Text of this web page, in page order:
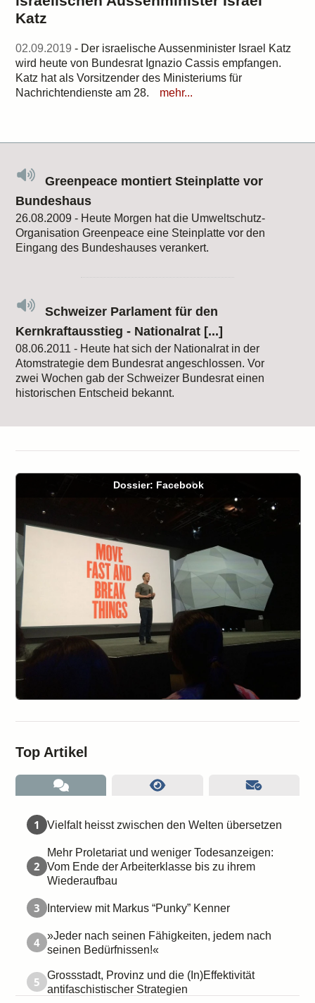
Katz
02.09.2019 - Der israelische Aussenminister Israel Katz
wird heute von Bundesrat Ignazio Cassis empfangen.
Katz hat als Vorsitzender des Ministeriums für
Nachrichtendienste am 28.
mehr...
Greenpeace montiert Steinplatte vor
Bundeshaus
26.08.2009 - Heute Morgen hat die Umweltschutz-
Organisation Greenpeace eine Steinplatte vor den
Eingang des Bundeshauses verankert.
Schweizer Parlament für den
Kernkraftausstieg - Nationalrat [...]
08.06.2011 - Heute hat sich der Nationalrat in der
Atomstrategie dem Bundesrat angeschlossen. Vor
zwei Wochen gab der Schweizer Bundesrat einen
historischen Entscheid bekannt.
Dossier: Facebook
Top Artikel
1 Vielfalt heisst zwischen den Welten übersetzen
2
Mehr Proletariat und weniger Todesanzeigen:
Vom Ende der Arbeiterklasse bis zu ihrem
Wiederaufbau
3 Interview mit Markus “Punky” Kenner
4
»Jeder nach seinen Fähigkeiten, jedem nach
seinen Bedürfnissen!«
5
Grossstadt, Provinz und die (In)Effektivität
antifaschistischer Strategien